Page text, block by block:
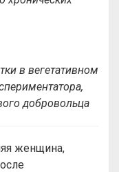
в вегетативном
добровольца
женщина,